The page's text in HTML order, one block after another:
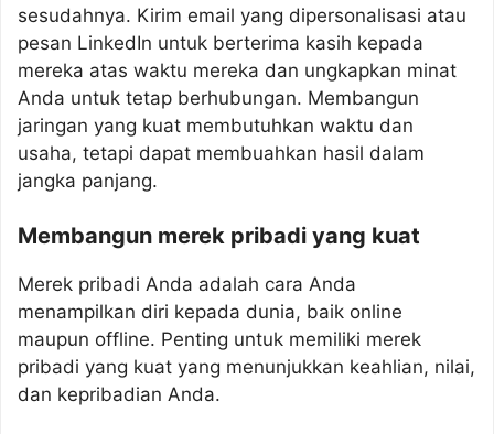
sesudahnya. Kirim email yang dipersonalisasi atau
pesan LinkedIn untuk berterima kasih kepada
mereka atas waktu mereka dan ungkapkan minat
Anda untuk tetap berhubungan. Membangun
jaringan yang kuat membutuhkan waktu dan
usaha, tetapi dapat membuahkan hasil dalam
jangka panjang.
Membangun merek pribadi yang kuat
Merek pribadi Anda adalah cara Anda
menampilkan diri kepada dunia, baik online
maupun offline. Penting untuk memiliki merek
pribadi yang kuat yang menunjukkan keahlian, nilai,
dan kepribadian Anda.